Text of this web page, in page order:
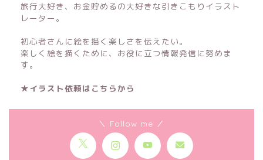
旅行大好き、お金貯めるの大好きな引きこもりイラスト
レーター。
初心者さんに絵を描く楽しさを伝えたい。
楽しく絵を描くために、お役に立つ情報発信に努めま
す。
★イラスト依頼はこちらから
＼ Follow me ／